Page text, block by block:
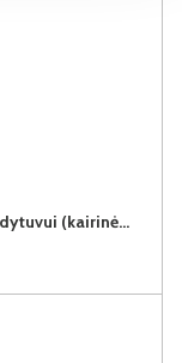
SORENTO D60ZLN-L virtuvės spinta šaldytuvui (kairinė) (Puccini/Puccini)